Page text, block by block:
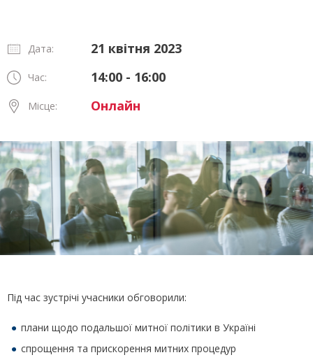
Дата: 21 квітня 2023
Час: 14:00 - 16:00
Місце: Онлайн
Під час зустрічі учасники обговорили:
плани щодо подальшої митної політики в Україні
спрощення та прискорення митних процедур